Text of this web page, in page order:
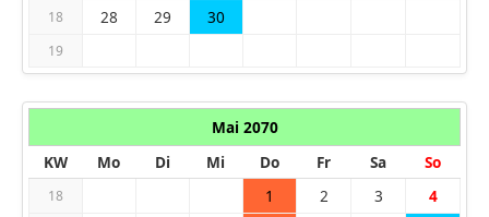
18 28 29 30
19
Mai 2070
KW
Mo Di Mi Do Fr Sa So
18 1 2 3 4